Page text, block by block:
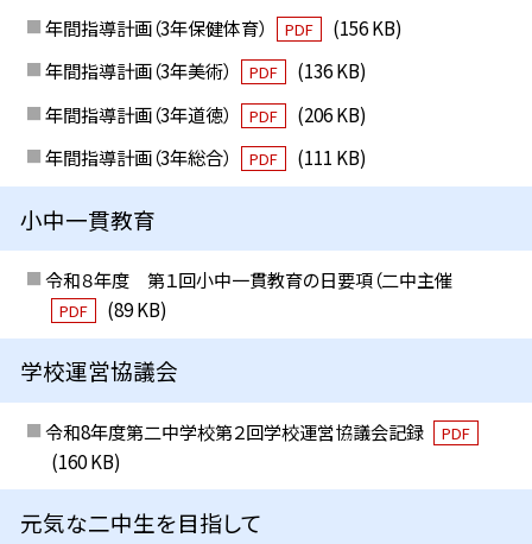
年間指導計画（3年保健体育）
PDF
(156 KB)
年間指導計画（3年美術）
PDF
(136 KB)
年間指導計画（3年道徳）
PDF
(206 KB)
年間指導計画（3年総合）
PDF (111 KB)
小中一貫教育
令和８年度 第１回小中一貫教育の日要項（二中主催
PDF (89 KB)
学校運営協議会
令和8年度第二中学校第２回学校運営協議会記録 PDF
(160 KB)
元気な二中生を目指して